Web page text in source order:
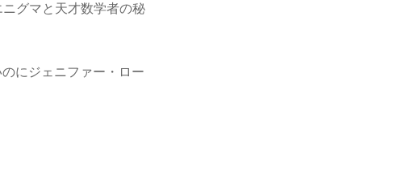
グマと天才数学者の秘
にジェニファー・ロー